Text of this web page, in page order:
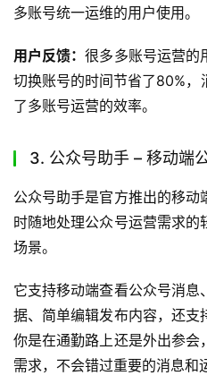
新媒体管家是一款专注于公众
操作的复杂度。
它支持多公众号账号统一登
能，能满足团队协作运营多账
上手难度：操作逻辑简单，只
能快速上手，学习成本极低。
如何使用：可以直接搜索工具
装完成后绑定账号就能使用。
适用人群：适合运营多个公众